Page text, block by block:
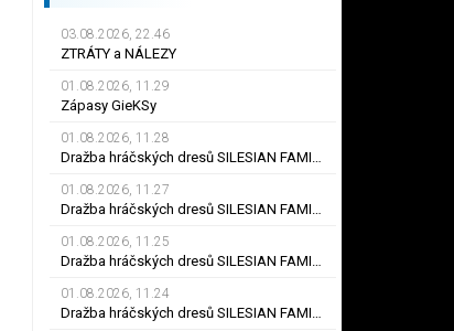
03.08.2026, 22.46
ZTRÁTY a NÁLEZY
01.08.2026, 11.29
Zápasy GieKSy
01.08.2026, 11.28
Dražba hráčských dresů SILESIAN FAMILY - #25 Robert SADOWSKI
01.08.2026, 11.27
Dražba hráčských dresů SILESIAN FAMILY - #22
01.08.2026, 11.25
Dražba hráčských dresů SILESIAN FAMILY - #6
01.08.2026, 11.24
Dražba hráčských dresů SILESIAN FAMILY - #21 Jiří KLÍMA